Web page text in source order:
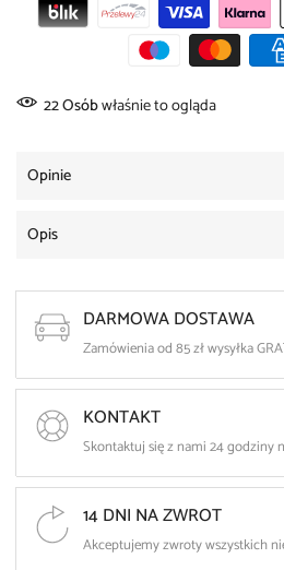
22Osóbwłaśnie to ogląda
Opinie
Opis
DARMOWA DOSTAWA
Zamówienia od 85 zł wysyłka
KONTAKT
Skontaktuj się z nami 24 godziny
14 DNI NA ZWROT
Akceptujemy zwroty wszystkich